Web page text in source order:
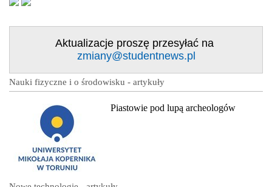
Aktualizacje proszę przesyłać na
zmiany@studentnews.pl
Nauki fizyczne i o środowisku - artykuły
Piastowie pod lupą archeologów